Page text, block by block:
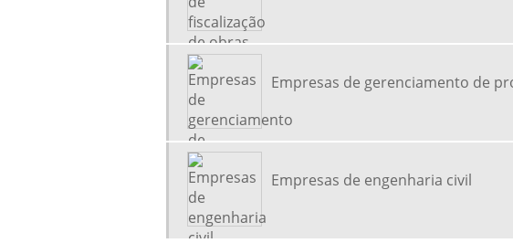
Empresas de gerenciamento de
Empresas de engenharia civil